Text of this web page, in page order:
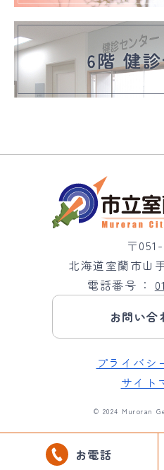
〒
北海道室蘭市山
電話番号
お問い合
プライバシ
サイト
© 2024 Muroran
お電話